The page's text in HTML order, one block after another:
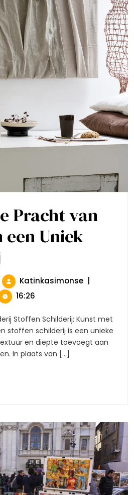
Pracht van
Uniek
Van
Stoffen
In
Uniek
Schilderij
KatinkasimonseOntdek
Stoffen
In
Een
16:26
stoffen schilderij is een unieke
en diepte toevoegt aan
In plaats van [...]